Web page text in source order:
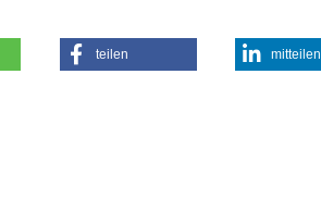
teilen mitteilen